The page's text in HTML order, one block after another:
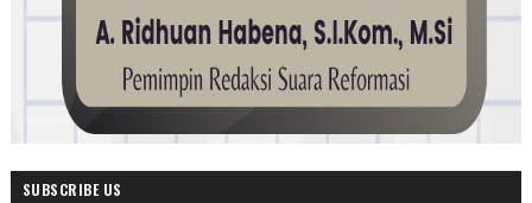
SUBSCRIBE US